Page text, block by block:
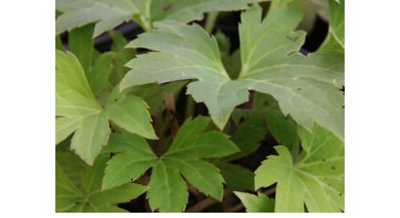
être
choisies
sur
la
page
du
produit